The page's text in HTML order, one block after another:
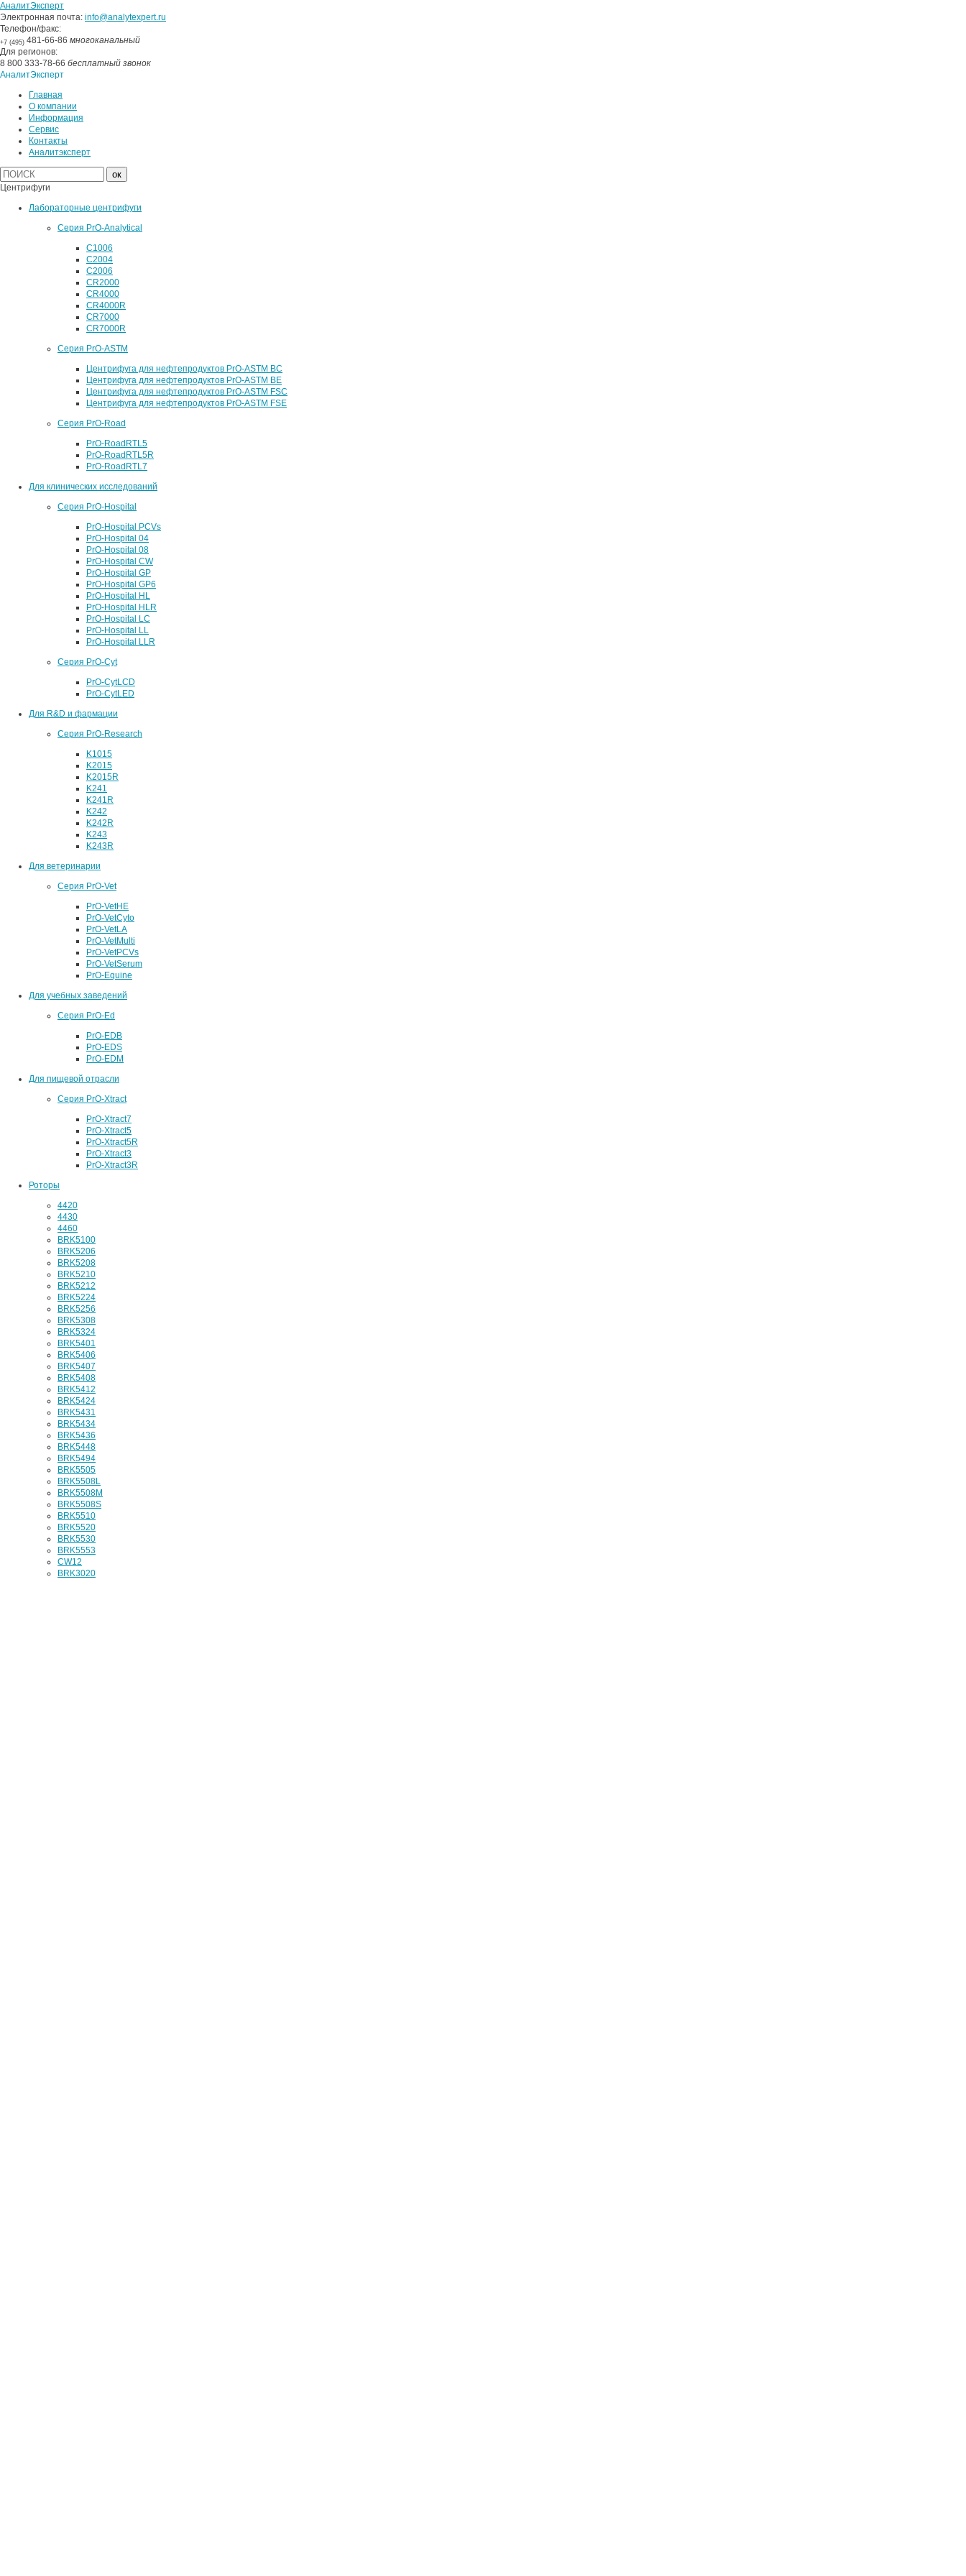
АналитЭксперт
Электронная почта: info@analytexpert.ru
Телефон/факс:
+7 (495) 481-66-86 многоканальный
Для регионов:
8 800 333-78-66 бесплатный звонок
АналитЭксперт
Главная
О компании
Информация
Сервис
Контакты
Аналитэксперт
Центрифуги
Лабораторные центрифуги
Серия PrO-Analytical
C1006
C2004
C2006
CR2000
CR4000
CR4000R
CR7000
CR7000R
Серия PrO-ASTM
Центрифуга для нефтепродуктов PrO-ASTM BC
Центрифуга для нефтепродуктов PrO-ASTM BE
Центрифуга для нефтепродуктов PrO-ASTM FSC
Центрифуга для нефтепродуктов PrO-ASTM FSE
Серия PrO-Road
PrO-RoadRTL5
PrO-RoadRTL5R
PrO-RoadRTL7
Для клинических исследований
Серия PrO-Hospital
PrO-Hospital PCVs
PrO-Hospital 04
PrO-Hospital 08
PrO-Hospital CW
PrO-Hospital GP
PrO-Hospital GP6
PrO-Hospital HL
PrO-Hospital HLR
PrO-Hospital LC
PrO-Hospital LL
PrO-Hospital LLR
Серия PrO-Cyt
PrO-CytLCD
PrO-CytLED
Для R&D и фармации
Серия PrO-Research
K1015
K2015
K2015R
K241
K241R
K242
K242R
K243
K243R
Для ветеринарии
Серия PrO-Vet
PrO-VetHE
PrO-VetCyto
PrO-VetLA
PrO-VetMulti
PrO-VetPCVs
PrO-VetSerum
PrO-Equine
Для учебных заведений
Серия PrO-Ed
PrO-EDB
PrO-EDS
PrO-EDM
Для пищевой отрасли
Серия PrO-Xtract
PrO-Xtract7
PrO-Xtract5
PrO-Xtract5R
PrO-Xtract3
PrO-Xtract3R
Роторы
4420
4430
4460
BRK5100
BRK5206
BRK5208
BRK5210
BRK5212
BRK5224
BRK5256
BRK5308
BRK5324
BRK5401
BRK5406
BRK5407
BRK5408
BRK5412
BRK5424
BRK5431
BRK5434
BRK5436
BRK5448
BRK5494
BRK5505
BRK5508L
BRK5508M
BRK5508S
BRK5510
BRK5520
BRK5530
BRK5553
CW12
BRK3020